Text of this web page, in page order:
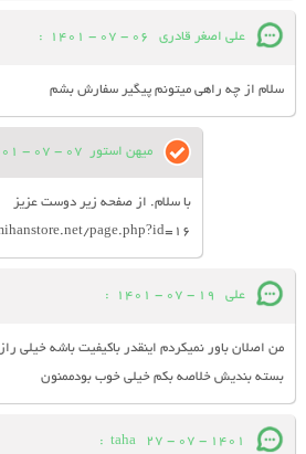
علی اصغر قادری 06 - 07 - 1401
:
سلام از چه راهی میتونم پیگیر سفارش بشم
میهن استور 07 - 07 - 1401
با سلام. از صفحه زیر دوست عزیز
page.php?id=16
على 19 - 07 - 1401
:
من اصلان باور نميكردم اينقدر باكيفيت باشه خيلى
بسته بنديش خلاصه بكم خيلى خوب بودممنون
taha 27 - 07 - 1401
: